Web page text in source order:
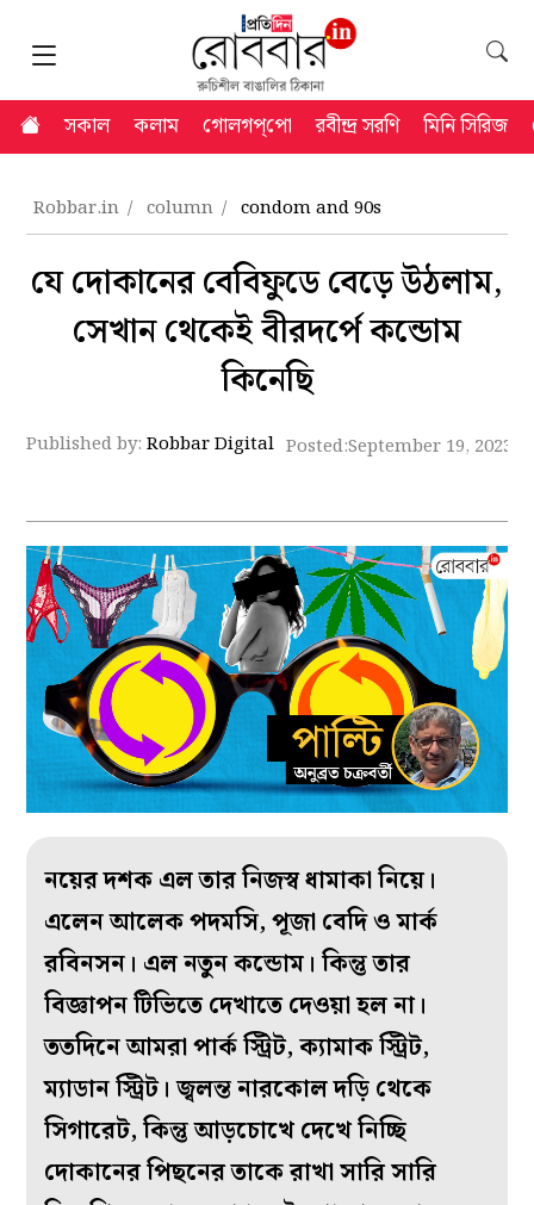
সকাল কলাম গোলগপ্‌পো রবীন্দ্র সরণি মিনি সিরিজ
Robbar.in column condom and 90s
যে দোকানের বেবিফুডে বেড়ে উঠলাম,
সেখান থেকেই বীরদর্পে কন্ডোম
কিনেছি
Published by:Robbar Digital Posted:September 19, 2023
নয়ের দশক এল তার নিজস্ব ধামাকা নিয়ে।
এলেন আলেক পদমসি, পূজা বেদি ও মার্ক
রবিনসন। এল নতুন কন্ডোম। কিন্তু তার
বিজ্ঞাপন টিভিতে দেখাতে দেওয়া হল না।
ততদিনে আমরা পার্ক স্ট্রিট, ক্যামাক স্ট্রিট,
ম্যাডান স্ট্রিট। জ্বলন্ত নারকোল দড়ি থেকে
সিগারেট, কিন্তু আড়চোখে দেখে নিচ্ছি
দোকানের পিছনের তাকে রাখা সারি সারি